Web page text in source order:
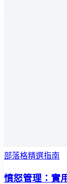
部落格精選指南
憤怒管理：實